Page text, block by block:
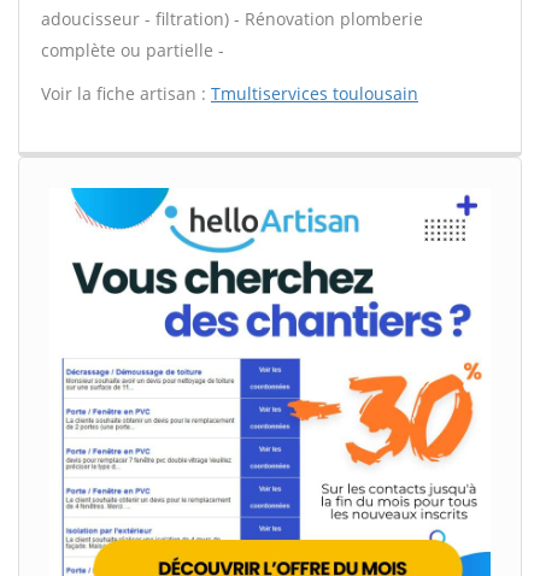
adoucisseur - filtration) - Rénovation plomberie
complète ou partielle -
Voir la fiche artisan : Tmultiservices toulousain